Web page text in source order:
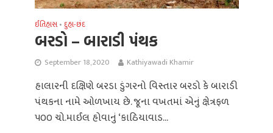
ઈતિહાસ • દુહા-છંદ
બરડો – બારાડી પંથક
September 18, 2020 Kathiyawadi Khamir
હાલારની દક્ષિણે બરડા ડુંગરનો વિસ્તાર બરડો કે બારાડી
પંથકના નામે ઓળખાય છે. જૂના વખતમાં એનું ક્ષેત્રફળ
૫૦૦ ચો.માઈલ હોવાનું ‘કાઠિયાવાડ...